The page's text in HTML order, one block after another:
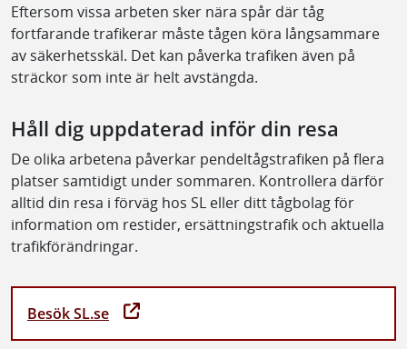
Eftersom vissa arbeten sker nära spår där tåg
fortfarande trafikerar måste tågen köra långsammare
av säkerhetsskäl. Det kan påverka trafiken även på
sträckor som inte är helt avstängda.
Håll dig uppdaterad inför din resa
De olika arbetena påverkar pendeltågstrafiken på flera
platser samtidigt under sommaren. Kontrollera därför
alltid din resa i förväg hos SL eller ditt tågbolag för
information om restider, ersättningstrafik och aktuella
trafikförändringar.
Besök SL.se